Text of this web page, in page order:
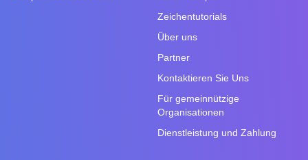
Zeichentutorials
Über uns
Partner
Kontaktieren Sie Uns
Für gemeinnützige
Organisationen
Dienstleistung und Zahlung